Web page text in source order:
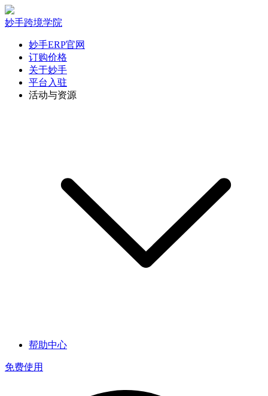
妙手跨境学院
妙手ERP官网
订购价格
关于妙手
平台入驻
活动与资源
帮助中心
免费使用